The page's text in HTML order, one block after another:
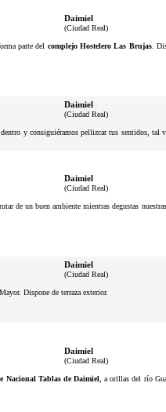
Daimiel
(Ciudad Real)
parte del complejo Hostelero Las Brujas.
Daimiel
(Ciudad Real)
y consiguiéramos pellizcar tus sentidos, tal
Daimiel
(Ciudad Real)
de un buen ambiente mientras degustas
Daimiel
(Ciudad Real)
Dispone de terraza exterior.
Daimiel
(Ciudad Real)
Nacional Tablas de Daimiel, a orillas del río